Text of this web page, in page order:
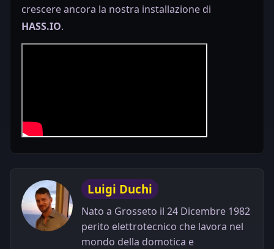
crescere ancora la nostra installazione di
HASS.IO.
Luigi Duchi
Nato a Grosseto il 24 Dicembre 1982
perito elettrotecnico che lavora nel
mondo della domotica e